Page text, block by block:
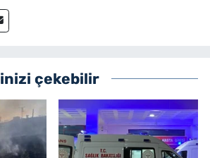
çekebilir